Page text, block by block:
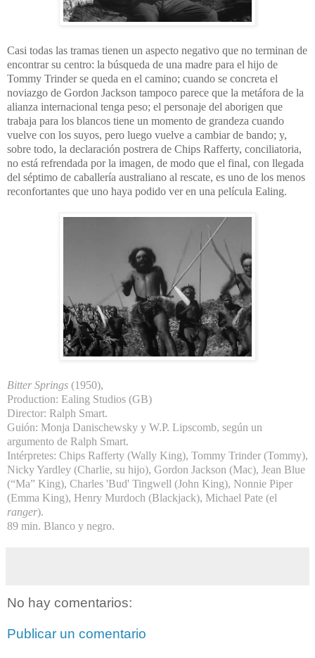
Casi todas las tramas tienen un aspecto negativo que no terminan de
encontrar su centro: la búsqueda de una madre para el hijo de
Tommy Trinder se queda en el camino; cuando se concreta el
noviazgo de Gordon Jackson tampoco parece que la metáfora de la
alianza internacional tenga peso; el personaje del aborigen que
trabaja para los blancos tiene un momento de grandeza cuando
vuelve con los suyos, pero luego vuelve a cambiar de bando; y,
sobre todo, la declaración postrera de Chips Rafferty, conciliatoria,
no está refrendada por la imagen, de modo que el final, con llegada
del séptimo de caballería australiano al rescate, es uno de los menos
reconfortantes que uno haya podido ver en una película Ealing.
Bitter Springs (1950),
Production: Ealing Studios (GB)
Director: Ralph Smart.
Guión: Monja Danischewsky y W.P. Lipscomb, según un
argumento de Ralph Smart.
Intérpretes: Chips Rafferty (Wally King), Tommy Trinder (Tommy),
Nicky Yardley (Charlie, su hijo), Gordon Jackson (Mac), Jean Blue
(“Ma” King), Charles 'Bud' Tingwell (John King), Nonnie Piper
(Emma King), Henry Murdoch (Blackjack), Michael Pate (el
ranger).
89 min. Blanco y negro.
No hay comentarios:
Publicar un comentario